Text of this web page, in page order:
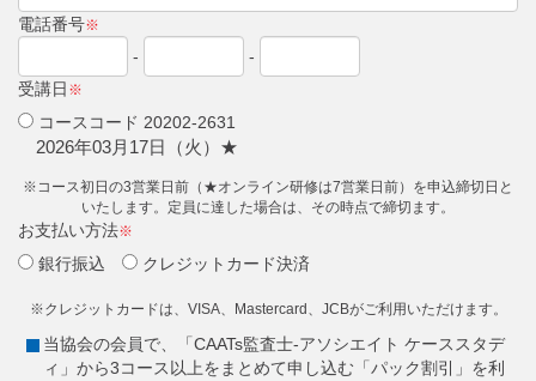
電話番号※
-
-
受講日 ※
コースコード 20202-2631
2026年03月17日（火）★
※コース初日の3営業日前（★オンライン研修は7営業日前）を申込締切日と
いたします。定員に達した場合は、その時点で締切ます。
お支払い方法※
銀行振込 クレジットカード決済
※クレジットカードは、VISA、Mastercard、JCBがご利用いただけます。
当協会の会員で、「CAATs監査士-アソシエイト ケーススタデ
ィ」から3コース以上をまとめて申し込む「パック割引」を利